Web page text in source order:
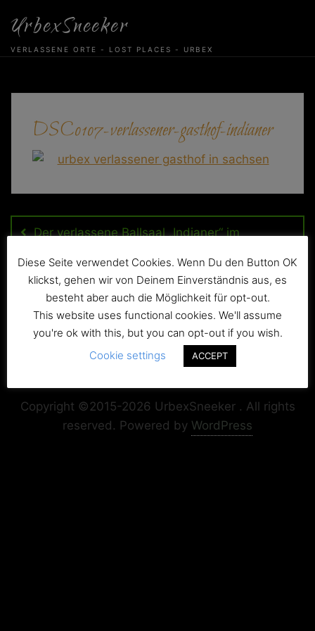
content
UrbexSneeker
VERLASSENE ORTE - LOST PLACES - URBEX
DSC0107-verlassener-gasthof-indianer
Der verlassene Ballsaal „Indianer“ im
Copyright ©2015-2026 UrbexSneeker . All rights
reserved. Powered by WordPress
Diese Seite verwendet Cookies. Wenn Du den Button OK
klickst, gehen wir von Deinem Einverständnis aus, es
besteht aber auch die Möglichkeit für opt-out.
This website uses functional cookies. We'll assume
you're ok with this, but you can opt-out if you wish.
Cookie settings
ACCEPT